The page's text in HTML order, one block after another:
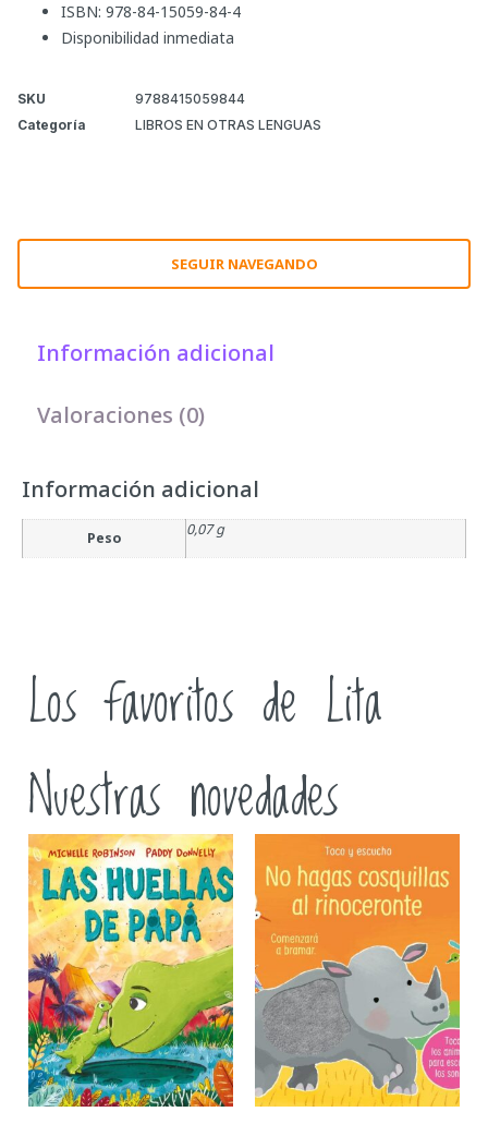
ISBN: 978-84-15059-84-4
Disponibilidad inmediata
SKU
9788415059844
Categoría
LIBROS EN OTRAS LENGUAS
SEGUIR NAVEGANDO
Información adicional
Valoraciones (0)
Información adicional
Peso 0,07 g
Los favoritos de Lita
Nuestras novedades